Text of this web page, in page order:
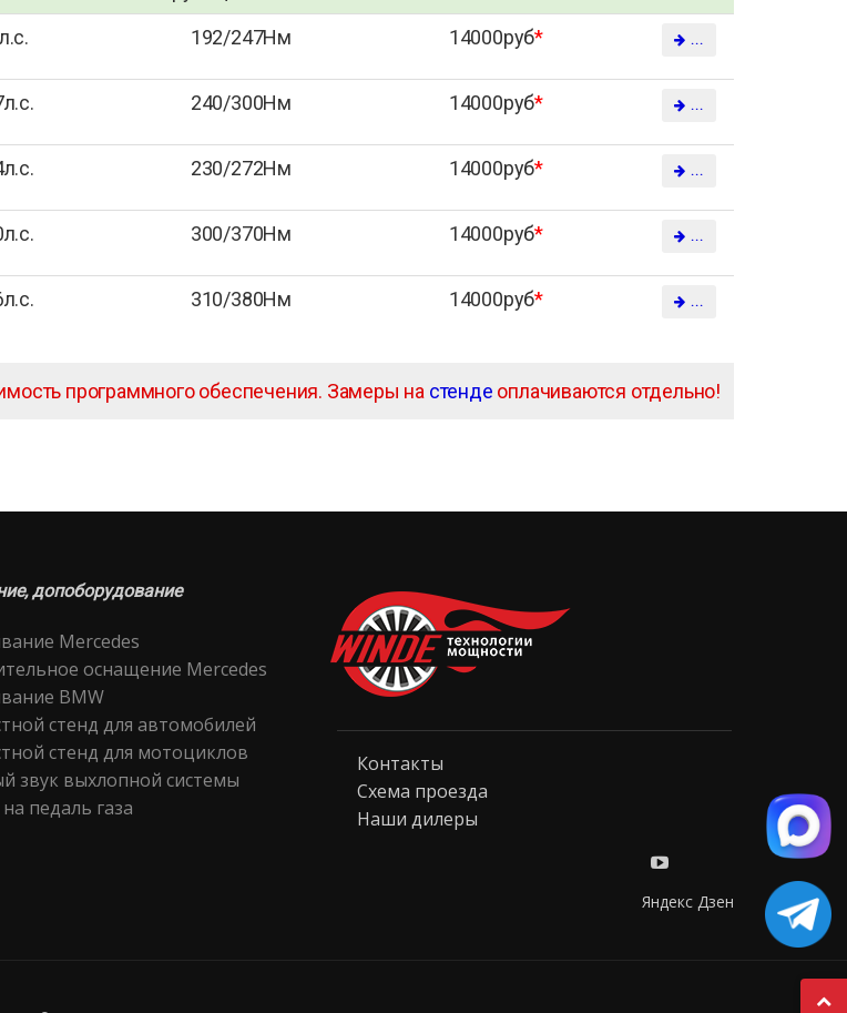
192/247Нм 14000руб* ...
240/300Нм 14000руб* ...
230/272Нм 14000руб* ...
300/370Нм 14000руб* ...
310/380Нм 14000руб* ...
программного обеспечения. Замеры на стенде оплачиваются отдельно!
допоборудование
Mercedes
оснащение Mercedes
BMW
стенд для автомобилей
стенд для мотоциклов
звук выхлопной системы
педаль газа
Контакты
Схема проезда
Наши дилеры
Яндекс Дзен